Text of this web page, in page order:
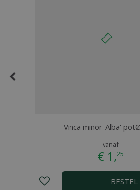
Vinca minor 'Alba'
vanaf
€ 1,25
BESTEL